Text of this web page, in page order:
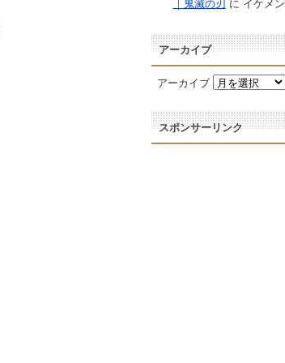
｜鬼滅の刃 に イケメン
アーカイブ
アーカイブ
スポンサーリンク